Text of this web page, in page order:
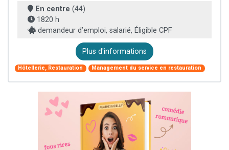
En centre (44)
1820 h
demandeur d’emploi, salarié, Éligible CPF
Plus d'informations
Hôtellerie, Restauration Management du service en restauration